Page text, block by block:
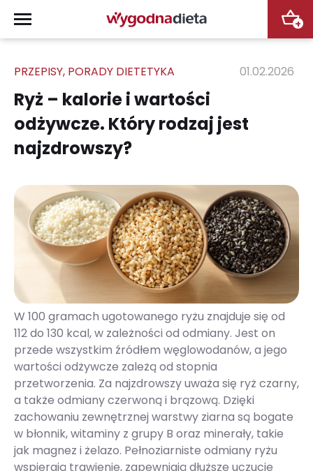
+
PRZEPISY, PORADY DIETETYKA 01.02.2026
Ryż – kalorie i wartości
odżywcze. Który rodzaj jest
najzdrowszy?
W 100 gramach ugotowanego ryżu znajduje się od
112 do 130 kcal, w zależności od odmiany. Jest on
przede wszystkim źródłem węglowodanów, a jego
wartości odżywcze zależą od stopnia
przetworzenia. Za najzdrowszy uważa się ryż czarny,
a także odmiany czerwoną i brązową. Dzięki
zachowaniu zewnętrznej warstwy ziarna są bogate
w błonnik, witaminy z grupy B oraz minerały, takie
jak magnez i żelazo. Pełnoziarniste odmiany ryżu
wspierają trawienie, zapewniają dłuższe uczucie